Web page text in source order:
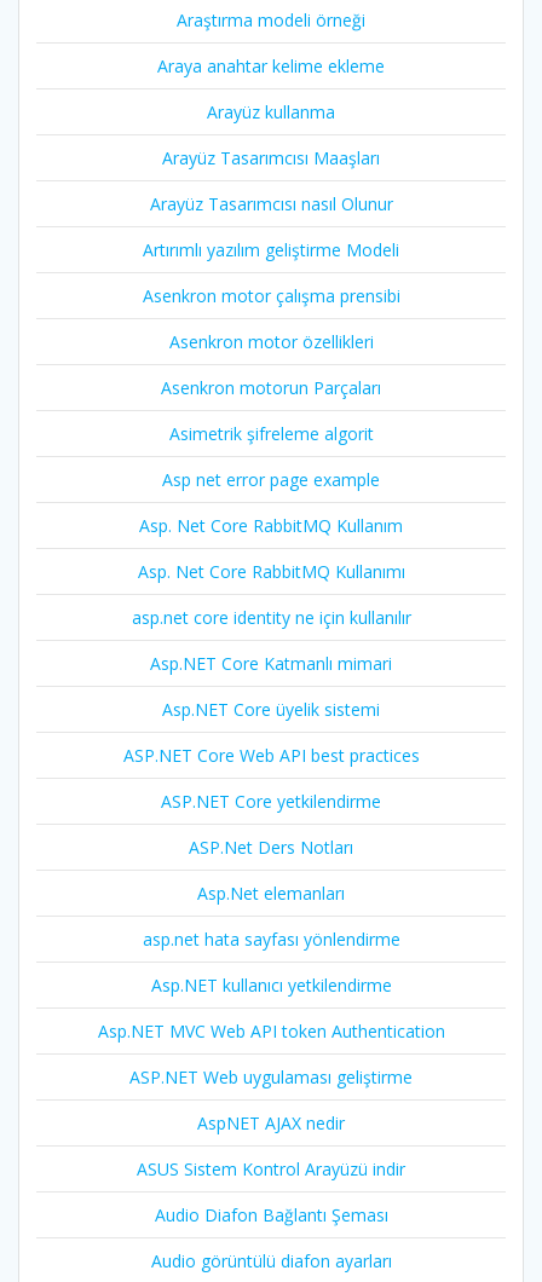
Araştırma modeli örneği
Araya anahtar kelime ekleme
Arayüz kullanma
Arayüz Tasarımcısı Maaşları
Arayüz Tasarımcısı nasıl Olunur
Artırımlı yazılım geliştirme Modeli
Asenkron motor çalışma prensibi
Asenkron motor özellikleri
Asenkron motorun Parçaları
Asimetrik şifreleme algorit
Asp net error page example
Asp. Net Core RabbitMQ Kullanım
Asp. Net Core RabbitMQ Kullanımı
asp.net core identity ne için kullanılır
Asp.NET Core Katmanlı mimari
Asp.NET Core üyelik sistemi
ASP.NET Core Web API best practices
ASP.NET Core yetkilendirme
ASP.Net Ders Notları
Asp.Net elemanları
asp.net hata sayfası yönlendirme
Asp.NET kullanıcı yetkilendirme
Asp.NET MVC Web API token Authentication
ASP.NET Web uygulaması geliştirme
AspNET AJAX nedir
ASUS Sistem Kontrol Arayüzü indir
Audio Diafon Bağlantı Şeması
Audio görüntülü diafon ayarları